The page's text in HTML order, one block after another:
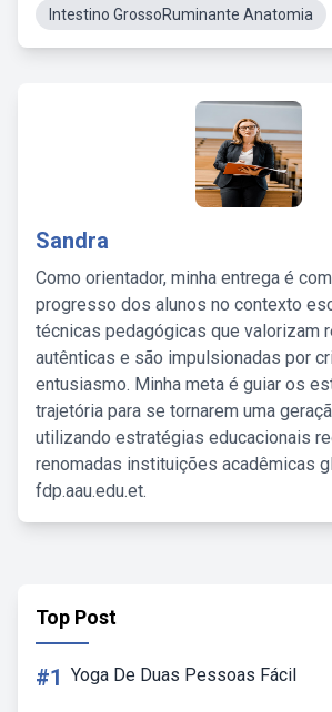
Intestino GrossoRuminante Anatomia
Sandra
Como orientador, minha entrega é
progresso dos alunos no contexto
técnicas pedagógicas que valorizam
autênticas e são impulsionadas por
entusiasmo. Minha meta é guiar os
trajetória para se tornarem uma
utilizando estratégias educacionais
renomadas instituições acadêmicas
fdp.aau.edu.et.
Top Post
#1 Yoga De Duas Pessoas Fácil